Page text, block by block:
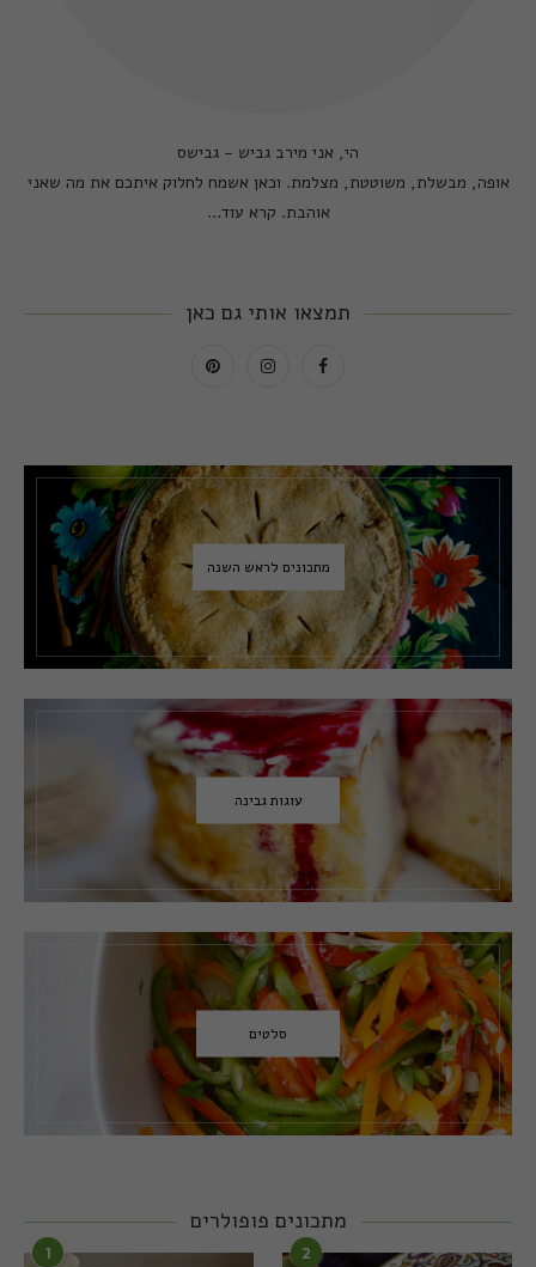
הי, אני מירב גביש - גבישס
אופה, מבשלת, משוטטת, מצלמת. וכאן אשמח לחלוק איתכם את מה שאני
אוהבת. קרא עוד...
תמצאו אותי גם כאן
מתכונים לראש השנה
עוגות גבינה
סלטים
מתכונים פופולרים
1 2